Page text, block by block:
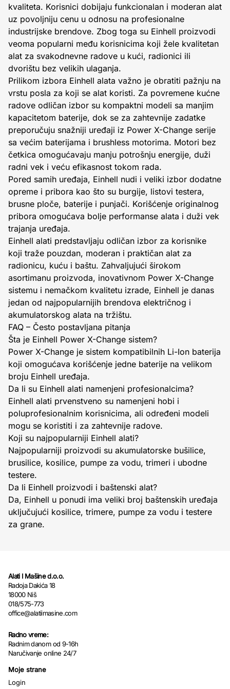
kvaliteta. Korisnici dobijaju funkcionalan i moderan alat
uz povoljniju cenu u odnosu na profesionalne
industrijske brendove. Zbog toga su Einhell proizvodi
veoma popularni među korisnicima koji žele kvalitetan
alat za svakodnevne radove u kući, radionici ili
dvorištu bez velikih ulaganja.
Prilikom izbora Einhell alata važno je obratiti pažnju na
vrstu posla za koji se alat koristi. Za povremene kućne
radove odličan izbor su kompaktni modeli sa manjim
kapacitetom baterije, dok se za zahtevnije zadatke
preporučuju snažniji uređaji iz Power X-Change serije
sa većim baterijama i brushless motorima. Motori bez
četkica omogućavaju manju potrošnju energije, duži
radni vek i veću efikasnost tokom rada.
Pored samih uređaja, Einhell nudi i veliki izbor dodatne
opreme i pribora kao što su burgije, listovi testera,
brusne ploče, baterije i punjači. Korišćenje originalnog
pribora omogućava bolje performanse alata i duži vek
trajanja uređaja.
Einhell alati predstavljaju odličan izbor za korisnike
koji traže pouzdan, moderan i praktičan alat za
radionicu, kuću i baštu. Zahvaljujući širokom
asortimanu proizvoda, inovativnom Power X-Change
sistemu i nemačkom kvalitetu izrade, Einhell je danas
jedan od najpopularnijih brendova električnog i
akumulatorskog alata na tržištu.
FAQ – Često postavljana pitanja
Šta je Einhell Power X-Change sistem?
Power X-Change je sistem kompatibilnih Li-Ion baterija
koji omogućava korišćenje jedne baterije na velikom
broju Einhell uređaja.
Da li su Einhell alati namenjeni profesionalcima?
Einhell alati prvenstveno su namenjeni hobi i
poluprofesionalnim korisnicima, ali određeni modeli
mogu se koristiti i za zahtevnije radove.
Koji su najpopularniji Einhell alati?
Najpopularniji proizvodi su akumulatorske bušilice,
brusilice, kosilice, pumpe za vodu, trimeri i ubodne
testere.
Da li Einhell proizvodi i baštenski alat?
Da, Einhell u ponudi ima veliki broj baštenskih uređaja
uključujući kosilice, trimere, pumpe za vodu i testere
za grane.
Alati I Mašine d.o.o.
Radoja Dakića 18
18000 Niš
018/575-773
office@alatiimasine.com
Radno vreme:
Radnim danom od 9-16h
Naručivanje online 24/7
Moje strane
Login